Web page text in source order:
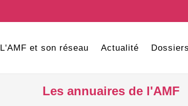
L'AMF et son réseau Actualité Dossiers
Les annuaires de l'AMF